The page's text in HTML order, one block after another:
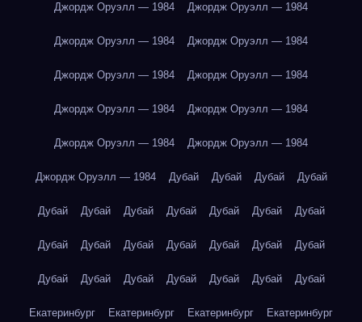
Джордж Оруэлл — 1984 Джордж Оруэлл — 1984
Джордж Оруэлл — 1984 Джордж Оруэлл — 1984
Джордж Оруэлл — 1984 Джордж Оруэлл — 1984
Джордж Оруэлл — 1984 Джордж Оруэлл — 1984
Джордж Оруэлл — 1984 Джордж Оруэлл — 1984
Джордж Оруэлл — 1984 Дубай Дубай Дубай Дубай
Дубай Дубай Дубай Дубай Дубай Дубай Дубай
Дубай Дубай Дубай Дубай Дубай Дубай Дубай
Дубай Дубай Дубай Дубай Дубай Дубай Дубай
Екатеринбург Екатеринбург Екатеринбург Екатеринбург